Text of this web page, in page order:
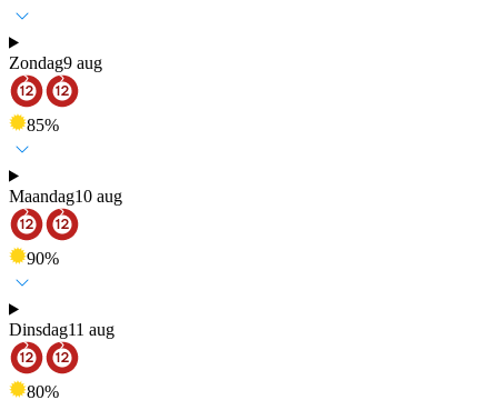
Zondag9 aug
85%
Maandag10 aug
90%
Dinsdag11 aug
80%